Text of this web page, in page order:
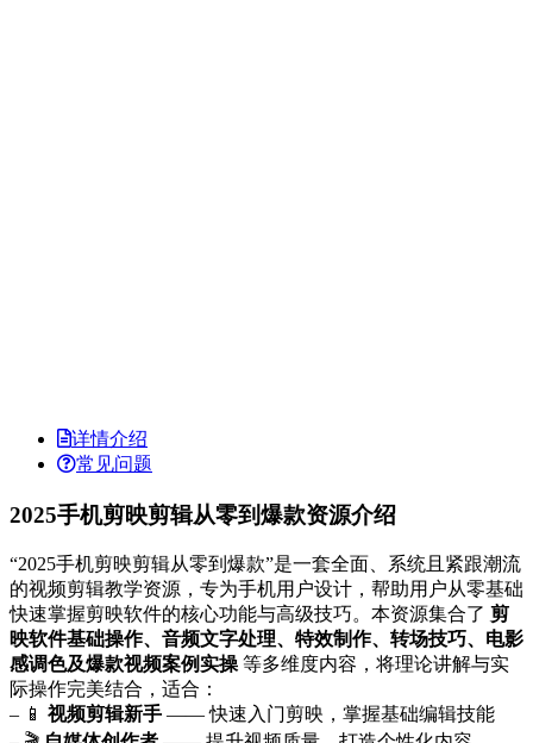
详情介绍
常见问题
2025手机剪映剪辑从零到爆款资源介绍
“2025手机剪映剪辑从零到爆款”是一套全面、系统且紧跟潮流
的视频剪辑教学资源，专为手机用户设计，帮助用户从零基础
快速掌握剪映软件的核心功能与高级技巧。本资源集合了 剪
映软件基础操作、音频文字处理、特效制作、转场技巧、电影
感调色及爆款视频案例实操 等多维度内容，将理论讲解与实
际操作完美结合，适合：
– 📱 视频剪辑新手 —— 快速入门剪映，掌握基础编辑技能